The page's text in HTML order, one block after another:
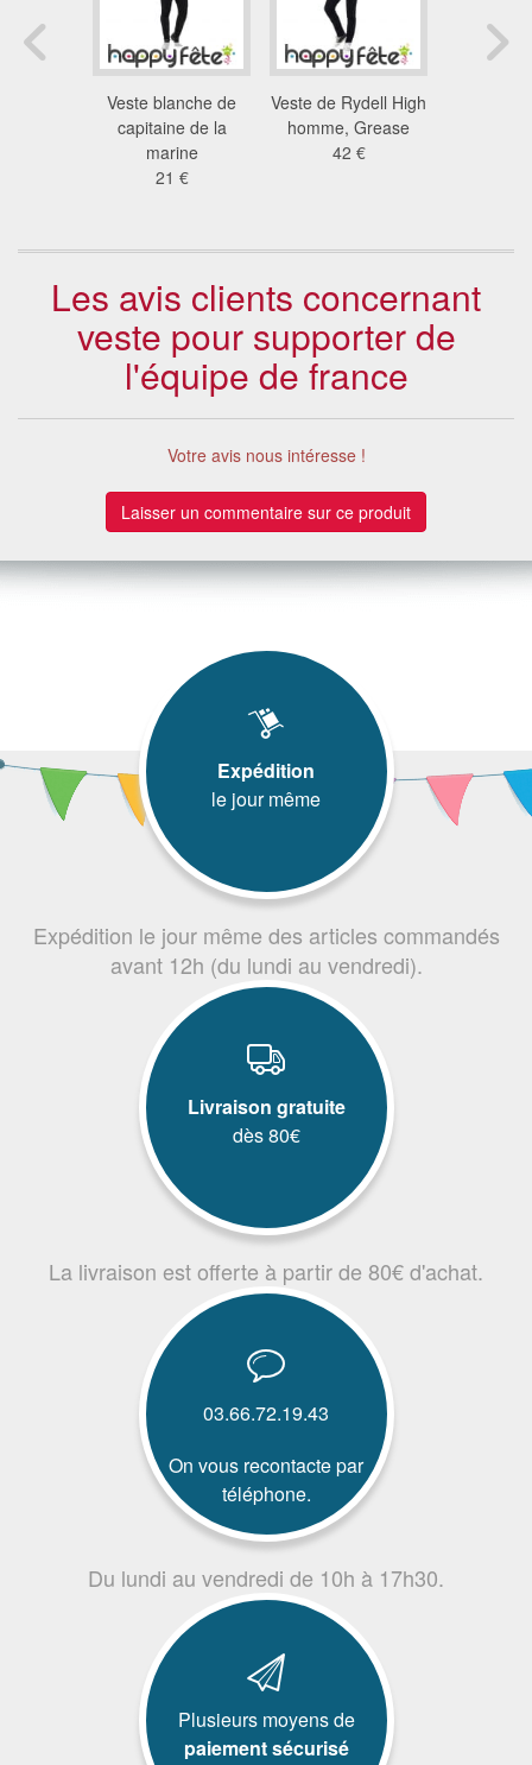
Veste blanche de
capitaine de la
marine
21 €
Veste de Rydell High
homme, Grease
42 €
Les avis clients concernant
veste pour supporter de
l'équipe de france
Votre avis nous intéresse !
Laisser un commentaire sur ce produit
Expédition
le jour même
Expédition le jour même des articles commandés
avant 12h (du lundi au vendredi).
Livraison gratuite
dès 80€
La livraison est offerte à partir de 80€ d'achat.
03.66.72.19.43
On vous recontacte par
téléphone.
Du lundi au vendredi de 10h à 17h30.
Plusieurs moyens de
paiement sécurisé